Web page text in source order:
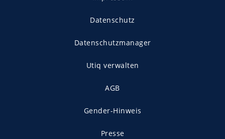
Datenschutz
Datenschutzmanager
Utiq verwalten
AGB
Gender-Hinweis
Presse